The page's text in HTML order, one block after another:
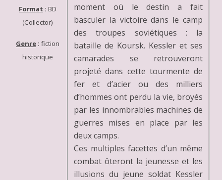
Format : BD
(Collector)
Genre : fiction
historique
moment où le destin a fait
basculer la victoire dans le camp
des troupes soviétiques : la
bataille de Koursk. Kessler et ses
camarades se retrouveront
projeté dans cette tourmente de
fer et d’acier ou des milliers
d’hommes ont perdu la vie, broyés
par les innombrables machines de
guerres mises en place par les
deux camps.
Ces multiples facettes d’un même
combat ôteront la jeunesse et les
illusions du jeune soldat Kessler